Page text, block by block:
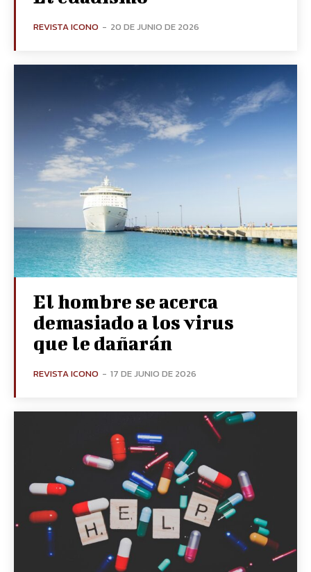
REVISTA ICONO - 20 DE JUNIO DE 2026
El hombre se acerca
demasiado a los virus
que le dañarán
REVISTA ICONO - 17 DE JUNIO DE 2026